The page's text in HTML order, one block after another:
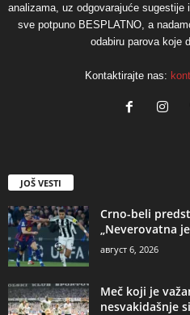
analizama, uz odgovarajuće sugestije
sve potpuno BESPLATNO, a
odabiru parova koje
Kontaktirajte nas:
JOŠ VESTI
Crno-beli
„Neverovatna
август 6, 2026
Meč koji je
nesvakidašnje